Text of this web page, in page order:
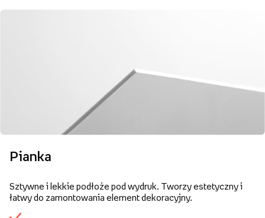
Pianka
Sztywne i lekkie podłoże pod wydruk. Tworzy estetyczny i
łatwy do zamontowania element dekoracyjny.